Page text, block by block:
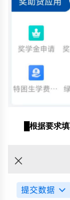
█根据要求